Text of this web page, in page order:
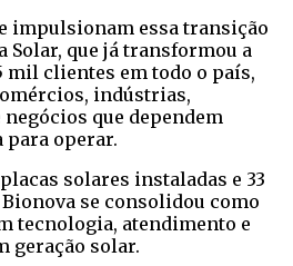
impulsionam essa transição
Solar, que já transformou a
mil clientes em todo o país,
indústrias,
que dependem
para operar.
solares instaladas e 33
se consolidou como
tecnologia, atendimento e
geração solar.